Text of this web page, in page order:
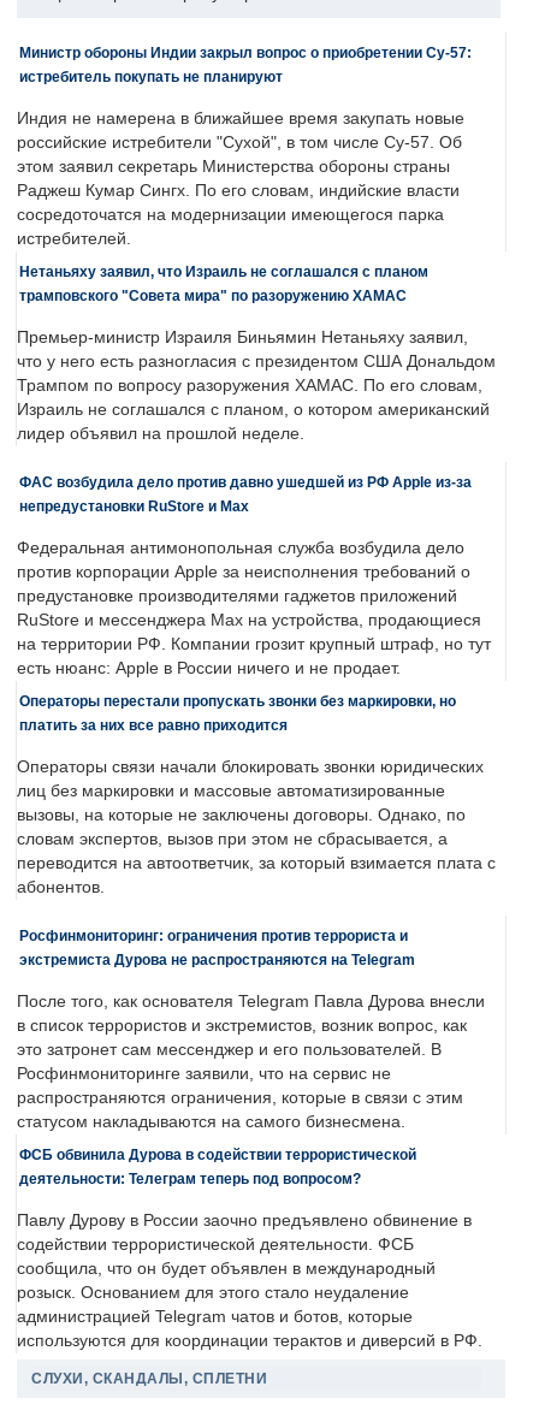
Министр обороны Индии закрыл вопрос о приобретении Су-57:
истребитель покупать не планируют
Индия не намерена в ближайшее время закупать новые
российские истребители "Сухой", в том числе Су-57. Об
этом заявил секретарь Министерства обороны страны
Раджеш Кумар Сингх. По его словам, индийские власти
сосредоточатся на модернизации имеющегося парка
истребителей.
Нетаньяху заявил, что Израиль не соглашался с планом
трамповского "Совета мира" по разоружению ХАМАС
Премьер-министр Израиля Биньямин Нетаньяху заявил,
что у него есть разногласия с президентом США Дональдом
Трампом по вопросу разоружения ХАМАС. По его словам,
Израиль не соглашался с планом, о котором американский
лидер объявил на прошлой неделе.
ФАС возбудила дело против давно ушедшей из РФ Apple из-за
непредустановки RuStore и Max
Федеральная антимонопольная служба возбудила дело
против корпорации Apple за неисполнения требований о
предустановке производителями гаджетов приложений
RuStore и мессенджера Max на устройства, продающиеся
на территории РФ. Компании грозит крупный штраф, но тут
есть нюанс: Apple в России ничего и не продает.
Операторы перестали пропускать звонки без маркировки, но
платить за них все равно приходится
Операторы связи начали блокировать звонки юридических
лиц без маркировки и массовые автоматизированные
вызовы, на которые не заключены договоры. Однако, по
словам экспертов, вызов при этом не сбрасывается, а
переводится на автоответчик, за который взимается плата с
абонентов.
Росфинмониторинг: ограничения против террориста и
экстремиста Дурова не распространяются на Telegram
После того, как основателя Telegram Павла Дурова внесли
в список террористов и экстремистов, возник вопрос, как
это затронет сам мессенджер и его пользователей. В
Росфинмониторинге заявили, что на сервис не
распространяются ограничения, которые в связи с этим
статусом накладываются на самого бизнесмена.
ФСБ обвинила Дурова в содействии террористической
деятельности: Телеграм теперь под вопросом?
Павлу Дурову в России заочно предъявлено обвинение в
содействии террористической деятельности. ФСБ
сообщила, что он будет объявлен в международный
розыск. Основанием для этого стало неудаление
администрацией Telegram чатов и ботов, которые
используются для координации терактов и диверсий в РФ.
СЛУХИ, СКАНДАЛЫ, СПЛЕТНИ